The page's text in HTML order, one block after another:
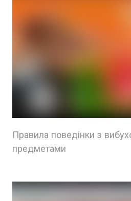
Правила поведінки з
предметами